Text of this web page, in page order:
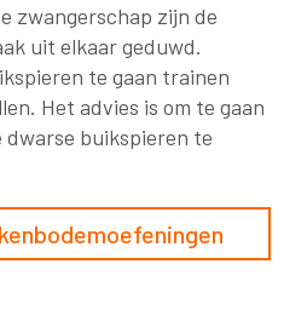
zwangerschap zijn de
uit elkaar geduwd.
te gaan trainen
Het advies is om te gaan
buikspieren te